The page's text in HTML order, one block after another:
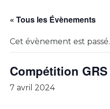
« Tous les Évènements
Cet évènement est passé.
Compétition GRS
7 avril 2024